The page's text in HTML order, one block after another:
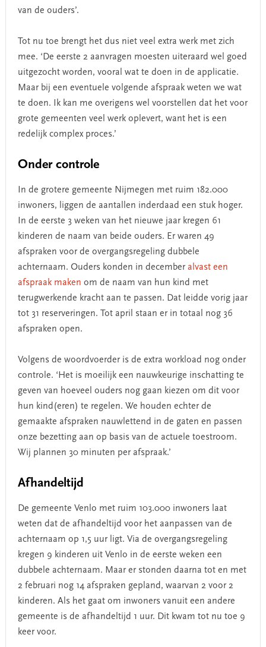
van de ouders’.
Tot nu toe brengt het dus niet veel extra werk met zich
mee. ‘De eerste 2 aanvragen moesten uiteraard wel goed
uitgezocht worden, vooral wat te doen in de applicatie.
Maar bij een eventuele volgende afspraak weten we wat
te doen. Ik kan me overigens wel voorstellen dat het voor
grote gemeenten veel werk oplevert, want het is een
redelijk complex proces.’
Onder controle
In de grotere gemeente Nijmegen met ruim 182.000
inwoners, liggen de aantallen inderdaad een stuk hoger.
In de eerste 3 weken van het nieuwe jaar kregen 61
kinderen de naam van beide ouders. Er waren 49
afspraken voor de overgangsregeling dubbele
achternaam. Ouders konden in december alvast een
afspraak maken om de naam van hun kind met
terugwerkende kracht aan te passen. Dat leidde vorig jaar
tot 31 reserveringen. Tot april staan er in totaal nog 36
afspraken open.
Volgens de woordvoerder is de extra workload nog onder
controle. ‘Het is moeilijk een nauwkeurige inschatting te
geven van hoeveel ouders nog gaan kiezen om dit voor
hun kind(eren) te regelen. We houden echter de
gemaakte afspraken nauwlettend in de gaten en passen
onze bezetting aan op basis van de actuele toestroom.
Wij plannen 30 minuten per afspraak.’
Afhandeltijd
De gemeente Venlo met ruim 103.000 inwoners laat
weten dat de afhandeltijd voor het aanpassen van de
achternaam op 1,5 uur ligt. Via de overgangsregeling
kregen 9 kinderen uit Venlo in de eerste weken een
dubbele achternaam. Maar er stonden daarna tot en met
2 februari nog 14 afspraken gepland, waarvan 2 voor 2
kinderen. Als het gaat om inwoners vanuit een andere
gemeente is de afhandeltijd 1 uur. Dit kwam tot nu toe 9
keer voor.